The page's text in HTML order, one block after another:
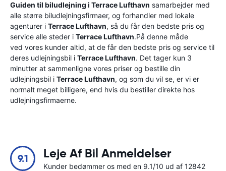
Guiden til biludlejning i Terrace Lufthavn samarbejder med
alle større biludlejningsfirmaer, og forhandler med lokale
agenturer i Terrace Lufthavn, så du får den bedste pris og
service alle steder i Terrace Lufthavn.På denne måde
ved vores kunder altid, at de får den bedste pris og service til
deres udlejningsbil i Terrace Lufthavn. Det tager kun 3
minutter at sammenligne vores priser og bestille din
udlejningsbil i Terrace Lufthavn, og som du vil se, er vi er
normalt meget billigere, end hvis du bestiller direkte hos
udlejningsfirmaerne.
9.1 Leje Af Bil Anmeldelser
Kunder bedømmer os med en 9.1/10 ud af 12842